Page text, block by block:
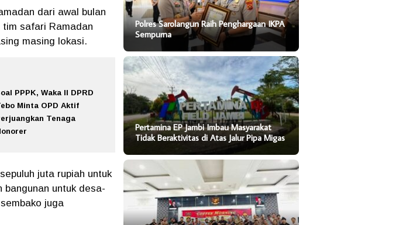
dari awal bulan
safari Ramadan
masing lokasi.
PPPK, Waka II DPRD
Minta OPD Aktif
Tenaga
juta rupiah untuk
bangunan untuk desa-
juga
Polres Sarolangun Raih Penghargaan IKPA
Sempurna
Pertamina EP Jambi Imbau Masyarakat
Tidak Beraktivitas di Atas Jalur Pipa Migas